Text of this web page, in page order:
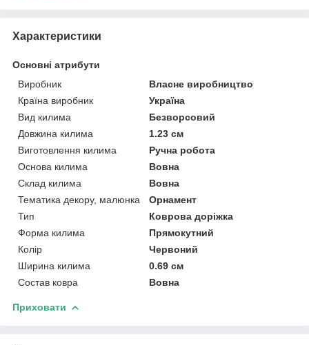
Характеристики
Основні атрибути
Виробник
Власне виробництво
Країна виробник
Україна
Вид килима
Безворсовий
Довжина килима
1.23 см
Виготовлення килима
Ручна робота
Основа килима
Вовна
Склад килима
Вовна
Тематика декору, малюнка
Орнамент
Тип
Коврова доріжка
Форма килима
Прямокутний
Колір
Червоний
Ширина килима
0.69 см
Состав ковра
Вовна
Приховати